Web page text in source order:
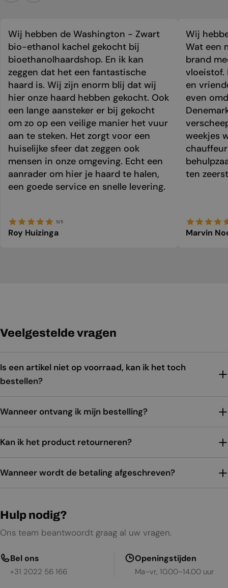
Wij hebben de Washington - Zwart
bio-ethanol kachel gekocht bij
bioethanolhaardshop. En ik kan
zeggen dat het een fantastische
haard is. Wij zijn enorm blij dat wij
hier onze haard hebben gekocht. Ook
een lange aansteker er bij gekocht
om zo op een veilige manier het vuur
aan te steken. Het zorgt voor een
huiselijke sfeer dat zeggen ook
mensen in onze omgeving. Echt een
aanrader om hier je haard te halen,
een goede service en snelle levering.
5/5
Roy Huizinga
Wij
Wat een
brand
vloeistof.
en
even
weekjes
ten
Marvin
Veelgestelde vragen
Is een artikel niet op voorraad, kan ik het toch
bestellen?
Wanneer ontvang ik mijn bestelling?
Kan ik het product retourneren?
Wanneer wordt de betaling afgeschreven?
Hulp nodig?
Ons team beantwoordt graag al uw vragen.
Bel ons
+31 2022 56 166
Openingstijden
Ma–vr, 10.00–14.00 uur